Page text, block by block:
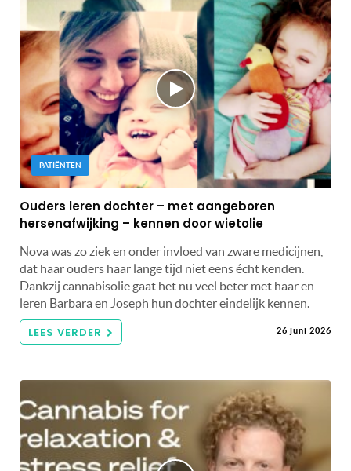
PATIËNTEN
Ouders leren dochter – met aangeboren
hersenafwijking – kennen door wietolie
Nova was zo ziek en onder invloed van zware medicijnen,
dat haar ouders haar lange tijd niet eens écht kenden.
Dankzij cannabisolie gaat het nu veel beter met haar en
leren Barbara en Joseph hun dochter eindelijk kennen.
LEES VERDER 26 juni 2026